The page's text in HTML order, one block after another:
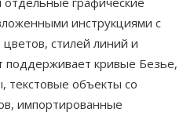
инструкциями с
стилей линий и
поддерживает кривые Безье,
текстовые объекты со
импортированные